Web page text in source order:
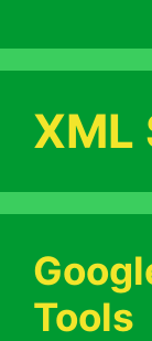
XML
Tools